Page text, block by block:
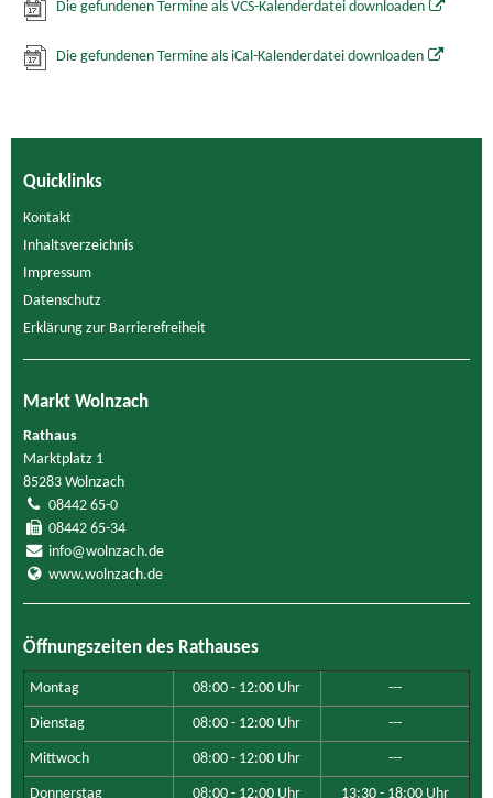
Die gefundenen Termine als VCS-Kalenderdatei downloaden
Die gefundenen Termine als iCal-Kalenderdatei downloaden
Quicklinks
Kontakt
Inhaltsverzeichnis
Impressum
Datenschutz
Erklärung zur Barrierefreiheit
Markt Wolnzach
Rathaus
Marktplatz 1
85283 Wolnzach
08442 65-0
08442 65-34
info@wolnzach.de
www.wolnzach.de
Öffnungszeiten des Rathauses
Montag 08:00 - 12:00 Uhr ---
Dienstag 08:00 - 12:00 Uhr ---
Mittwoch 08:00 - 12:00 Uhr ---
Donnerstag 08:00 - 12:00 Uhr 13:30 - 18:00 Uhr